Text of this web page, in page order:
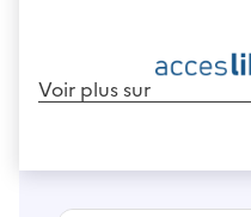
Voir plus sur